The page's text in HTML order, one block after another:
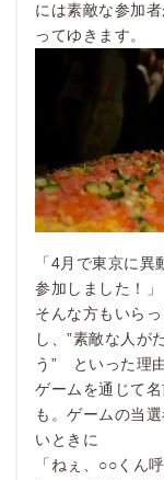
には素敵な参加
ってゆきます。
「4月で東京に
参加しました！」
そんな方もいら
し、”素敵な人が
う” といった理
ゲームを通じて
も。ゲームの当
いときに
「ねぇ、○○くん